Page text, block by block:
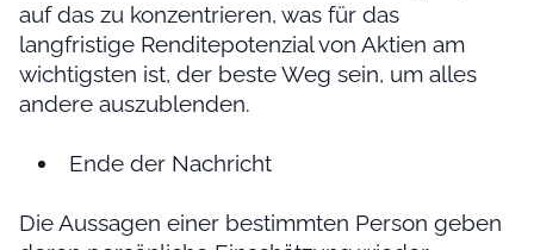
auf das zu konzentrieren, was für das
langfristige Renditepotenzial von Aktien am
wichtigsten ist, der beste Weg sein, um alles
andere auszublenden.
Ende der Nachricht
Die Aussagen einer bestimmten Person geben